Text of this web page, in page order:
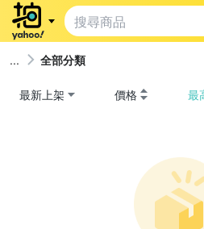
全部分類
最新上架 價格 最